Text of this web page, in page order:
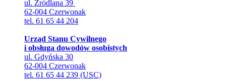
ul. Źródlana 39
62-004 Czerwonak
tel. 61 65 44 204
Urząd Stanu Cywilnego
i obsługa dowodów osobistych
ul. Gdyńska 30
62-004 Czerwonak
tel. 61 65 44 239 (USC)